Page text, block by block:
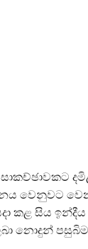
වෙනුවට
කළ සිය
නොදුන්